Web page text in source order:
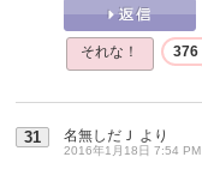
それな！ 376
31 名無しだＪ より
2016年1月18日 7:54 PM